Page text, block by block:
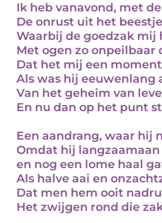
Ik heb vanavond, met
De onrust uit het
Waarbij de goedzak mij
Met ogen zo onpeilbaar
Dat het mij een
Als was hij eeuwenlang
Van het geheim van
En nu dan op het punt
Een aandrang, waar hij
Omdat hij langzaamaan
en nog een lome haal
Als halve aai en
Dat men hem ooit
Het zwijgen rond die